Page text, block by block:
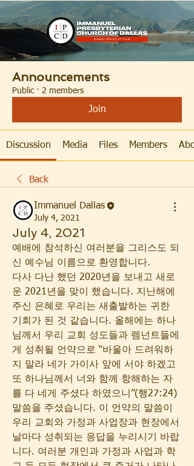
Announcements
Public · 2 members
Join
Discussion Media Files Members
Back
Immanuel Dallas
July 4, 2021
July 4, 2021
예배에 참석하신 여러분을 그리스도 되
신 예수님 이름으로 환영합니다.
다사 다난 했던 2020년을 보내고 새로
운 2021년을 맞이 했습니다. 지난해에
주신 은혜로 우리는 새출발하는 귀한
기회가 된 것 같습니다. 올해에는 하나
님께서 우리 교회 성도들과 렘넌트들에
게 성취될 언약으로 “바울아 드려워하
지 말라 네가 가이사 앞에 서야 하겠고
또 하나님께서 너와 함께 항해하는 자
를 다 네게 주셨다 하였으니”(행27:24)
말씀을 주셨습니다. 이 언약의 말씀이
우리 교회와 가정과 사업장과 현장에서
날마다 성취되는 응답을 누리시기 바랍
니다. 여러분 개인과 가정과 사업과 학